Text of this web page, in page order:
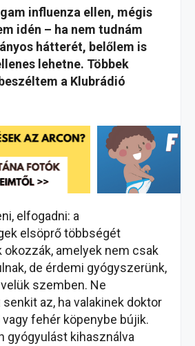
influenza ellen, mégis
idén – ha nem tudnám
hátterét, belőlem is
lehetne. Többek
a Klubrádió
elfogadni: a
elsöprő többségét
amelyek nem csak
de érdemi gyógyszerünk,
szemben. Ne
az, ha valakinek doktor
fehér köpenybe bújik.
gyógyulást kihasználva